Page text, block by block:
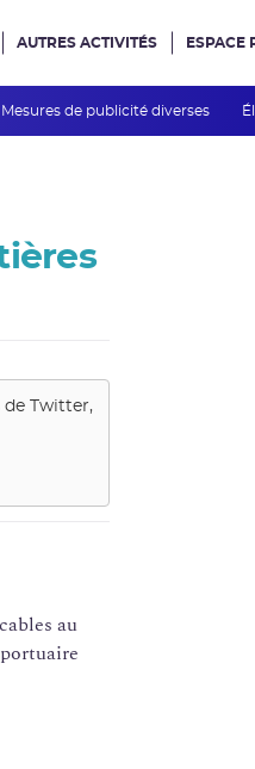
Mesures de publicité diverses
AUTRES ACTIVITÉS ESPACE
de
Twitter,
au